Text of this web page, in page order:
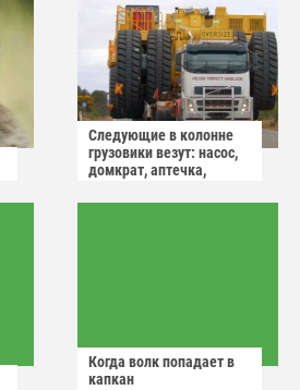
Следующие в колонне
грузовики везут: насос,
домкрат, аптечка,
Когда волк попадает в
капкан